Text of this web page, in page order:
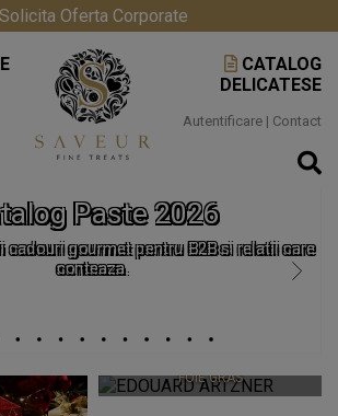
Solicita Oferta Corporate
CATALOG
DELICATESE
Autentificare | Contact
Paste 2026
cadouri gourmet pentru B2B si relatii care
conteaza.
FOIE GRAS